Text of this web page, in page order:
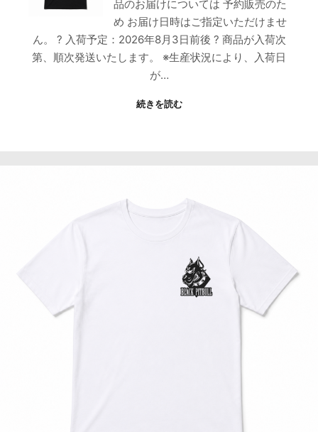
品のお届けについては 予約販売のた
め お届け日時はご指定いただけませ
ん。 ? 入荷予定：2026年8月3日前後 ? 商品が入荷次
第、順次発送いたします。 ※生産状況により、入荷日
が…
続きを読む